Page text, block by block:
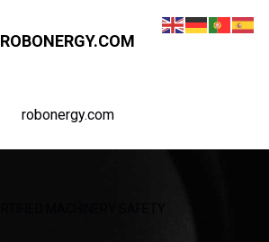
ROBONERGY.COM
robonergy.com